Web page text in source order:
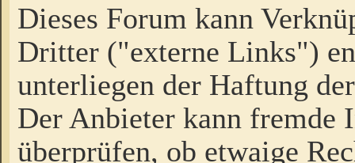
Dieses Forum kann
Dritter ("externe Links")
unterliegen der Haftung
Der Anbieter kann fremde
überprüfen, ob etwaige